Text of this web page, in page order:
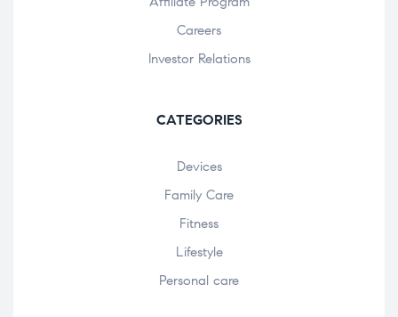
Careers
Investor Relations
CATEGORIES
Devices
Family Care
Fitness
Lifestyle
Personal care